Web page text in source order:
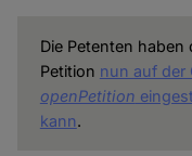
Die Petenten haben
Petition nun auf der
openPetition
kann.